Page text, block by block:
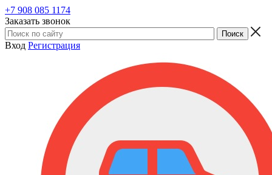
+7 908 085 1174
Заказать звонок
Вход Регистрация